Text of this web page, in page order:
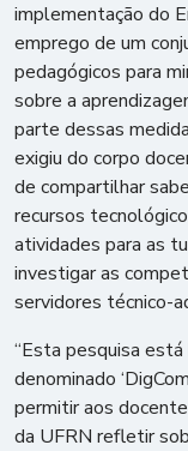
implementação do
emprego de um
pedagógicos para
sobre a
parte dessas
exigiu do corpo
de compartilhar
recursos
atividades para as
investigar as
servidores técnico-
“Esta pesquisa
denominado
permitir aos
da UFRN refletir